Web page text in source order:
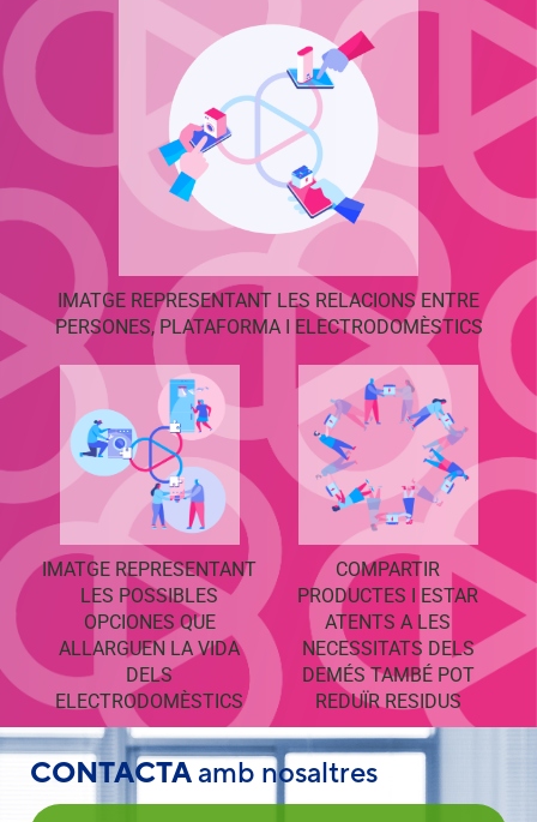
IMATGE REPRESENTANT LES RELACIONS ENTRE
PERSONES, PLATAFORMA I ELECTRODOMÈSTICS
IMATGE REPRESENTANT
LES POSSIBLES
OPCIONES QUE
ALLARGUEN LA VIDA
DELS
ELECTRODOMÈSTICS
COMPARTIR
PRODUCTES I ESTAR
ATENTS A LES
NECESSITATS DELS
DEMÉS TAMBÉ POT
REDUÏR RESIDUS
CONTACTAamb nosaltres